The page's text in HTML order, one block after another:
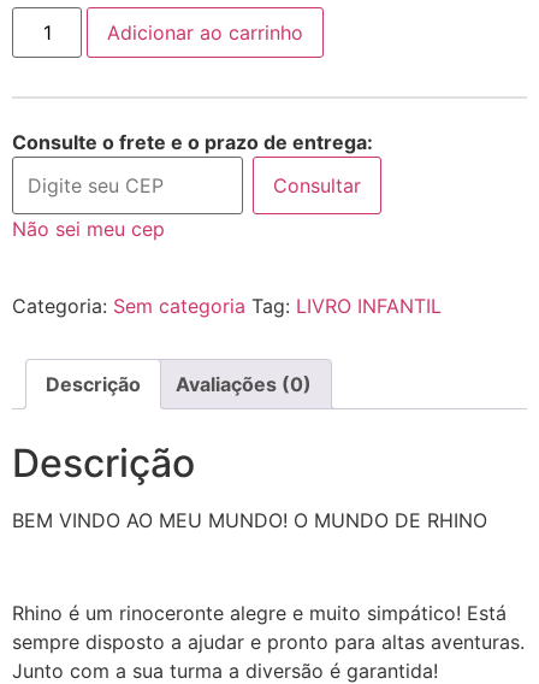
Adicionar ao carrinho
Consulte o frete e o prazo de entrega:
Consultar
Não sei meu cep
Categoria: Sem categoria Tag: LIVRO INFANTIL
Descrição Avaliações (0)
Descrição
BEM VINDO AO MEU MUNDO! O MUNDO DE RHINO
Rhino é um rinoceronte alegre e muito simpático! Está
sempre disposto a ajudar e pronto para altas aventuras.
Junto com a sua turma a diversão é garantida!